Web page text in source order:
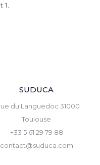
1.
SUDUCA
du Languedoc 31000
Toulouse
+33 5 61 29 79 88
contact@suduca.com